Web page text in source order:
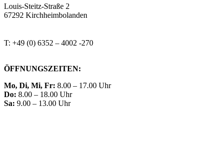
Louis-Steitz-Straße 2
67292 Kirchheimbolanden
T: +49 (0) 6352 – 4002 -270
ÖFFNUNGSZEITEN:
Mo, Di, Mi, Fr: 8.00 – 17.00 Uhr
Do: 8.00 – 18.00 Uhr
Sa: 9.00 – 13.00 Uhr